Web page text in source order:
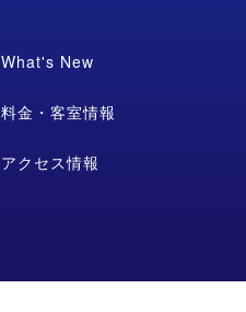
What's New
料金・客室情報
アクセス情報